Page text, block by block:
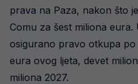
prava na Paza, nakon što
Comu za šest miliona
osigurano pravo otkupa po
eura ovog ljeta, devet
miliona 2027.